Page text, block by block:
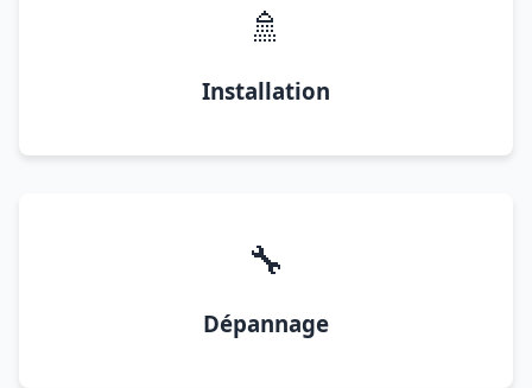
🚿
Installation
🔧
Dépannage